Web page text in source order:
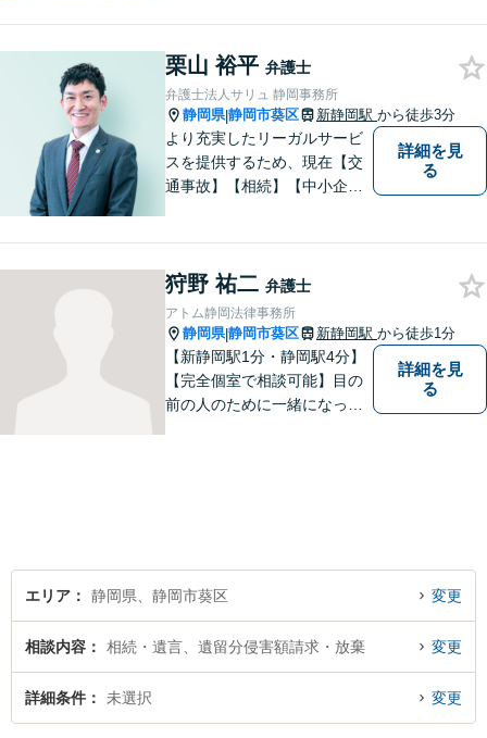
だける最善の解決を目指しま
す。【ウェブ予約システムで
迅速な対応】
栗山 裕平 弁護士
弁護士法人サリュ 静岡事務所
静岡県|静岡市葵区 新静岡駅 から徒歩3分
より充実したリーガルサービ
スを提供するため、現在【交
通事故】【相続】【中小企業
市での豊富な弁護士経験と多
数の解決実績がございます。
詳細を見
る
狩野 祐二 弁護士
アトム静岡法律事務所
静岡県|静岡市葵区 新静岡駅 から徒歩1分
【新静岡駅1分・静岡駅4分】
【完全個室で相談可能】目の
前の人のために一緒になって
ださい。
詳細を見
る
エリア 静岡県、静岡市葵区 変更
相談内容 相続・遺言、遺留分侵害額請求・放棄 変更
詳細条件 未選択 変更